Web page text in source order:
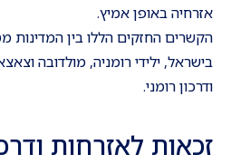
אזרחיה באופן אמיץ.
הקשרים החזקים הללו בין המדינות
בישראל, ילידי רומניה, מולדובה
ודרכון רומני.
זכאות לאזרחות